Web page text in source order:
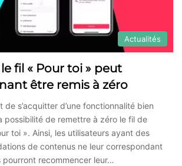
Actualités
le fil « Pour toi » peut
être remis à zéro
de s’acquitter d’une fonctionnalité bien
possibilité de remettre à zéro le fil de
toi ». Ainsi, les utilisateurs ayant des
de contenus ne leur correspondant
pourront recommencer leur…